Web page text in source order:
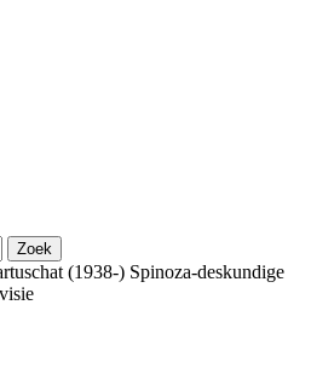
(1938-) Spinoza-deskundige